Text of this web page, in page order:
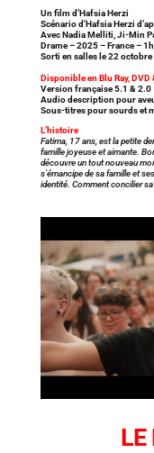
Un film d’Hafsia Herzi
Scénario d’Hafsia Herzi
Avec Nadia Melliti, Ji-Min
Drame – 2025 – France –
Sorti en salles le 22
Disponible en Blu Ray, DVD
Version française 5.1 & 2.0
Audio description pour
Sous-titres pour sourds et
L’histoire
Fatima, 17 ans, est la petite
famille joyeuse et aimante.
découvre un tout nouveau
s’émancipe de sa famille et
identité. Comment concilier